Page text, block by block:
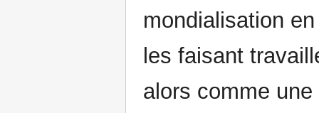
mondialisation
les faisant
alors comme